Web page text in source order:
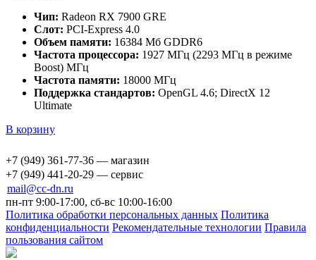
Чип: Radeon RX 7900 GRE
Слот: PCI-Express 4.0
Объем памяти: 16384 Мб GDDR6
Частота процессора: 1927 МГц (2293 МГц в режиме
Boost) МГц
Частота памяти: 18000 МГц
Поддержка стандартов: OpenGL 4.6; DirectX 12
Ultimate
В корзину
+7 (949) 361-77-36 — магазин
+7 (949) 441-20-29 — сервис
mail@cc-dn.ru
пн-пт 9:00-17:00, сб-вс 10:00-16:00
Политика обработки персональных данных Политика
конфиденциальности Рекомендательные технологии Правила
пользования сайтом